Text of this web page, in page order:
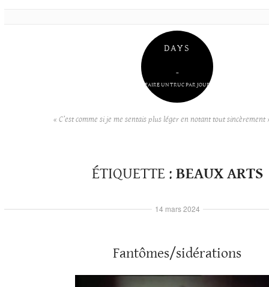
DAYS
–
FAIRE UN TRUC PAR JOUR
« C’est comme si je me sentais plus léger en notant tout sincèrement
ÉTIQUETTE : BEAUX ARTS
Fantômes/sidérations
14 mars 2024